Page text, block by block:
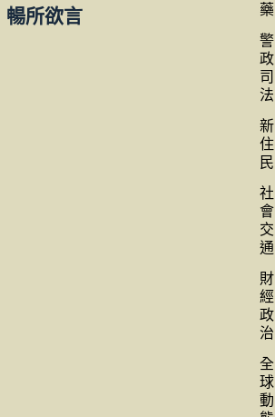
暢所欲言
藥
警
政
司
法
新
住
民
社
會
交
通
財
經
政
治
全
球
動